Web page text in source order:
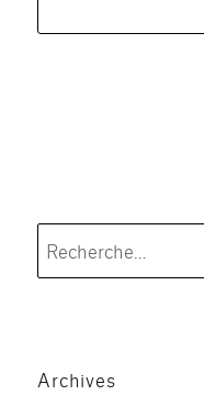
Archives